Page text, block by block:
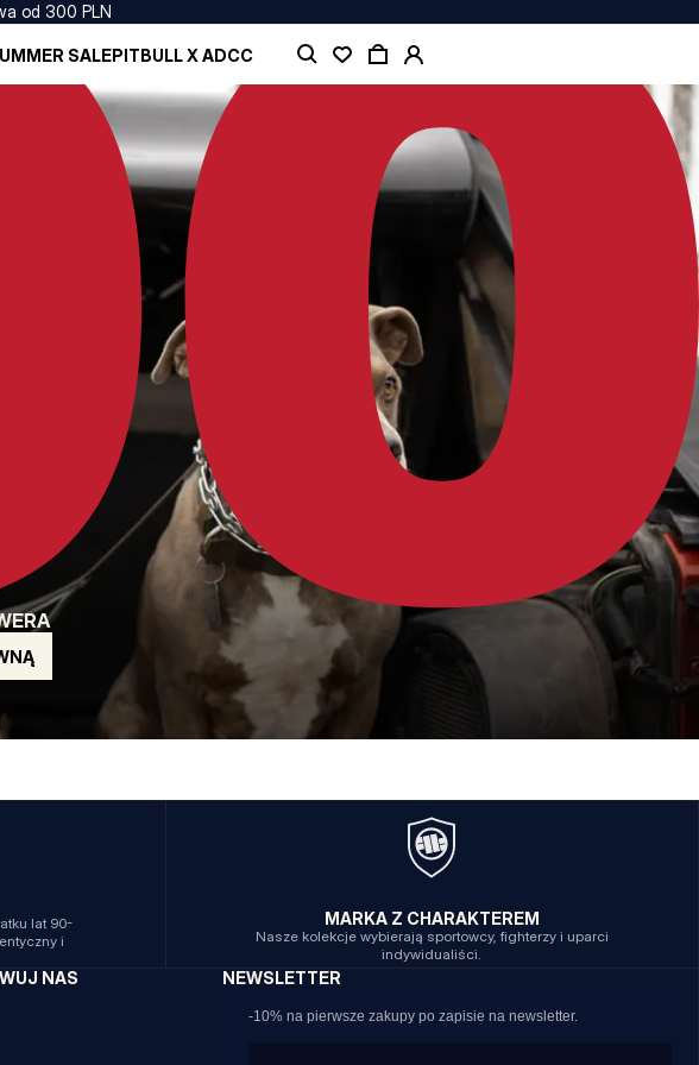
od 300 PLN
SALEPITBULL X ADCC
lat 90-
i
MARKA Z CHARAKTEREM
Nasze kolekcje wybierają sportowcy, fighterzy i uparci
indywidualiści.
NAS
NEWSLETTER
-10% na pierwsze zakupy po zapisie na newsletter.